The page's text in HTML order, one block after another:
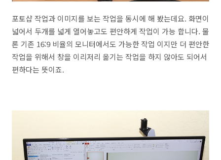
포토샵 작업과 이미지를 보는 작업을 동시에 해 봤는데요. 화면이
넓어서 두개를 넓게 열어놓고도 편안하게 작업이 가능 합니다. 물
론 기존 16:9 비율의 모니터에서도 가능한 작업 이지만 더 편안한
작업을 위해서 창을 이리저리 옮기는 작업을 하지 않아도 되어서
편하다는 뜻이죠.